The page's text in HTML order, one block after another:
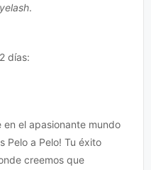
.
días:
en el apasionante mundo
Pelo a Pelo! Tu éxito
creemos que